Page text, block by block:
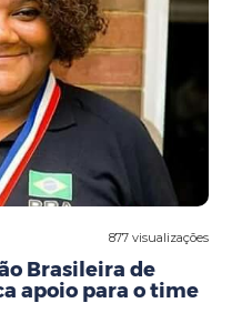
877 visualizações
Brasileira de
apoio para o time